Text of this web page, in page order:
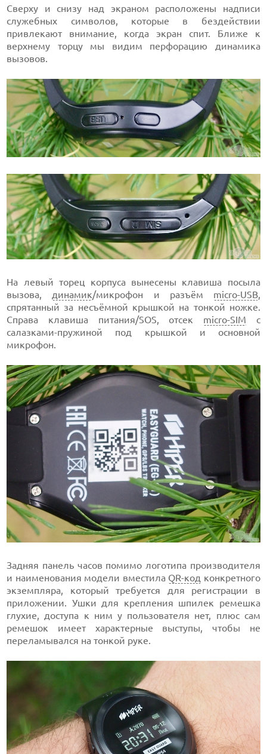
Сверху и снизу над экраном расположены надписи
служебных символов, которые в бездействии
привлекают внимание, когда экран спит. Ближе к
верхнему торцу мы видим перфорацию динамика
вызовов.
На левый торец корпуса вынесены клавиша посыла
вызова, динамик/микрофон и разъём micro-USB,
спрятанный за несъёмной крышкой на тонкой ножке.
Справа клавиша питания/SOS, отсек micro-SIM с
салазками-пружиной под крышкой и основной
микрофон.
Задняя панель часов помимо логотипа производителя
и наименования модели вместила QR-код конкретного
экземпляра, который требуется для регистрации в
приложении. Ушки для крепления шпилек ремешка
глухие, доступа к ним у пользователя нет, плюс сам
ремешок имеет характерные выступы, чтобы не
переламывался на тонкой руке.